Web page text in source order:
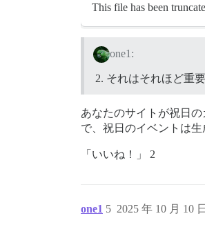
This file has been
one1:
それはそれほど重
あなたのサイトが祝日
で、祝日のイベントは生
「いいね！」 2
one1 2025 年 10 月 10
5